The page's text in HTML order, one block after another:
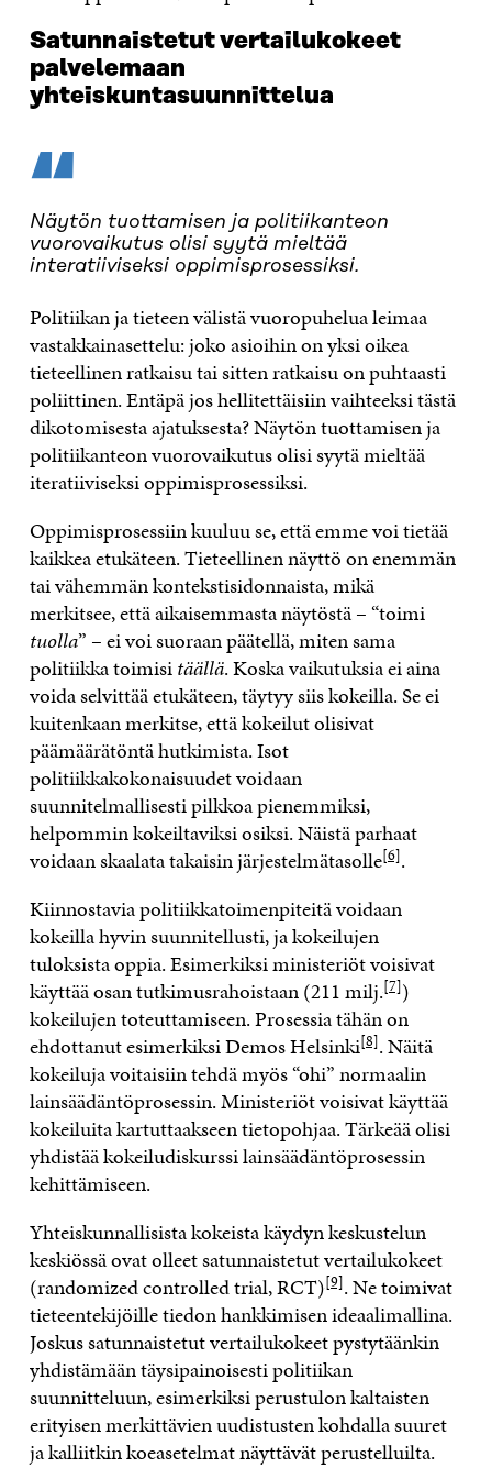
Satunnaistetut vertailukokeet
palvelemaan
yhteiskuntasuunnittelua
“
Näytön tuottamisen ja politiikanteon
vuorovaikutus olisi syytä mieltää
interatiiviseksi oppimisprosessiksi.
Politiikan ja tieteen välistä vuoropuhelua leimaa
vastakkainasettelu: joko asioihin on yksi oikea
tieteellinen ratkaisu tai sitten ratkaisu on puhtaasti
poliittinen. Entäpä jos hellitettäisiin vaihteeksi tästä
dikotomisesta ajatuksesta? Näytön tuottamisen ja
politiikanteon vuorovaikutus olisi syytä mieltää
iteratiiviseksi oppimisprosessiksi.
Oppimisprosessiin kuuluu se, että emme voi tietää
kaikkea etukäteen. Tieteellinen näyttö on enemmän
tai vähemmän kontekstisidonnaista, mikä
merkitsee, että aikaisemmasta näytöstä – “toimi
tuolla” – ei voi suoraan päätellä, miten sama
politiikka toimisitäällä. Koska vaikutuksia ei aina
voida selvittää etukäteen, täytyy siis kokeilla. Se ei
kuitenkaan merkitse, että kokeilut olisivat
päämäärätöntä hutkimista. Isot
politiikkakokonaisuudet voidaan
suunnitelmallisesti pilkkoa pienemmiksi,
helpommin kokeiltaviksi osiksi. Näistä parhaat
voidaan skaalata takaisin järjestelmätasolle[6].
Kiinnostavia politiikkatoimenpiteitä voidaan
kokeilla hyvin suunnitellusti, ja kokeilujen
tuloksista oppia. Esimerkiksi ministeriöt voisivat
käyttää osan tutkimusrahoistaan (211 milj.[7])
kokeilujen toteuttamiseen. Prosessia tähän on
ehdottanut esimerkiksi Demos Helsinki[8]. Näitä
kokeiluja voitaisiin tehdä myös “ohi” normaalin
lainsäädäntöprosessin. Ministeriöt voisivat käyttää
kokeiluita kartuttaakseen tietopohjaa. Tärkeää olisi
yhdistää kokeiludiskurssi lainsäädäntöprosessin
kehittämiseen.
Yhteiskunnallisista kokeista käydyn keskustelun
keskiössä ovat olleet satunnaistetut vertailukokeet
(randomized controlled trial, RCT)[9]. Ne toimivat
tieteentekijöille tiedon hankkimisen ideaalimallina.
Joskus satunnaistetut vertailukokeet pystytäänkin
yhdistämään täysipainoisesti politiikan
suunnitteluun, esimerkiksi perustulon kaltaisten
erityisen merkittävien uudistusten kohdalla suuret
ja kalliitkin koeasetelmat näyttävät perustelluilta.